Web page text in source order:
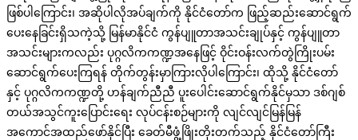
ဖြစ်ပါကြောင်း၊ အဆိုပါလိုအပ်ချက်ကို နိုင်ငံတော်က ဖြည့်ဆည်းဆောင်ရွက်
ပေးနေခြင်းရှိသကဲ့သို့ မြန်မာနိုင်ငံ ကွန်ပျူတာအသင်းချုပ်နှင့် ကွန်ပျူတာ
အသင်းများကလည်း ပုဂ္ဂလိကကဏ္ဍအနေဖြင့် ဝိုင်းဝန်းလက်တွဲကြိုးပမ်း
ဆောင်ရွက်ပေးကြရန် တိုက်တွန်းမှာကြားလိုပါကြောင်း၊ ထိုသို့ နိုင်ငံတော်
နှင့် ပုဂ္ဂလိကကဏ္ဍတို့ ဟန်ချက်ညီညီ ပူးပေါင်းဆောင်ရွက်နိုင်မှသာ ဒစ်ဂျစ်
တယ်အသွင်ကူးပြောင်းရေး လုပ်ငန်းစဉ်များကို လျင်လျင်မြန်မြန်
အကောင်အထည်ဖော်နိုင်ပြီး ခေတ်မီဖွံ့ဖြိုးတိုးတက်သည့် နိုင်ငံတော်ကြီး